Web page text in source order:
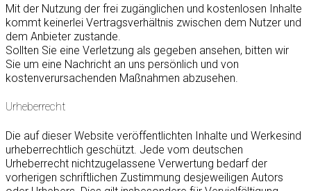
Mit der Nutzung der frei zugänglichen und kostenlosen Inhalte
kommt keinerlei Vertragsverhältnis zwischen dem Nutzer und
dem Anbieter zustande.
Sollten Sie eine Verletzung als gegeben ansehen, bitten wir
Sie um eine Nachricht an uns persönlich und von
kostenverursachenden Maßnahmen abzusehen.
Urheberrecht
Die auf dieser Website veröffentlichten Inhalte und Werkesind
urheberrechtlich geschützt. Jede vom deutschen
Urheberrecht nichtzugelassene Verwertung bedarf der
vorherigen schriftlichen Zustimmung desjeweiligen Autors